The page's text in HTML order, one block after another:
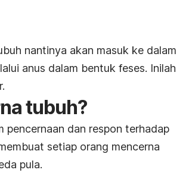
nantinya akan masuk ke dalam
anus dalam bentuk feses. Inilah
tubuh?
pencernaan dan respon terhadap
setiap orang mencerna
pula.